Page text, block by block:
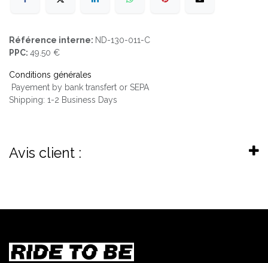
Référence interne: ND-130-011-C
PPC: 49.50 €
Conditions générales
Payement by bank transfert or SEPA
Shipping: 1-2 Business Days
Avis client :